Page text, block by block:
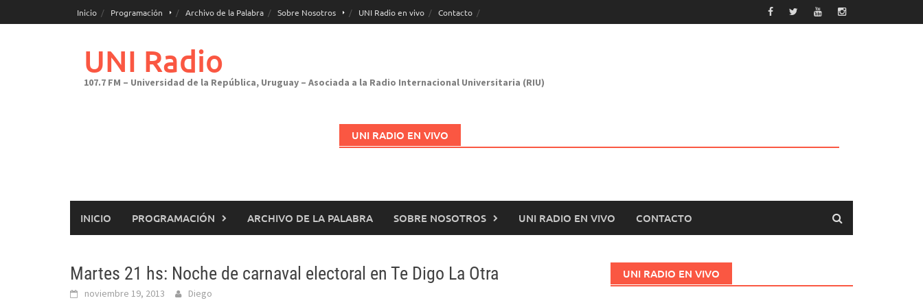
al
Inicio Programación Archivo de la Palabra Sobre Nosotros UNI Radio en vivo Contacto
UNI Radio
107.7 FM – Universidad de la República, Uruguay – Asociada a la Radio Internacional Universitaria (RIU)
UNI RADIO EN VIVO
INICIO PROGRAMACIÓN ARCHIVO DE LA PALABRA SOBRE NOSOTROS UNI RADIO EN VIVO CONTACTO
Martes 21 hs: Noche de carnaval electoral en Te Digo La Otra
noviembre 19, 2013 Diego
UNI RADIO EN VIVO